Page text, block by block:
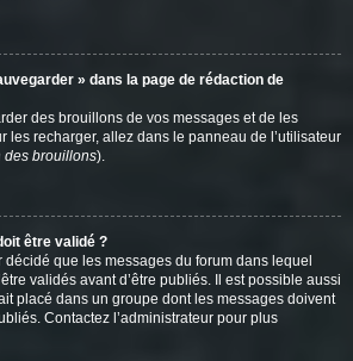
» dans la page de rédaction de
des brouillons de vos messages et de les
les recharger, allez dans le panneau de l’utilisateur
des brouillons).
être validé ?
décidé que les messages du forum dans lequel
validés avant d’être publiés. Il est possible aussi
placé dans un groupe dont les messages doivent
Contactez l’administrateur pour plus